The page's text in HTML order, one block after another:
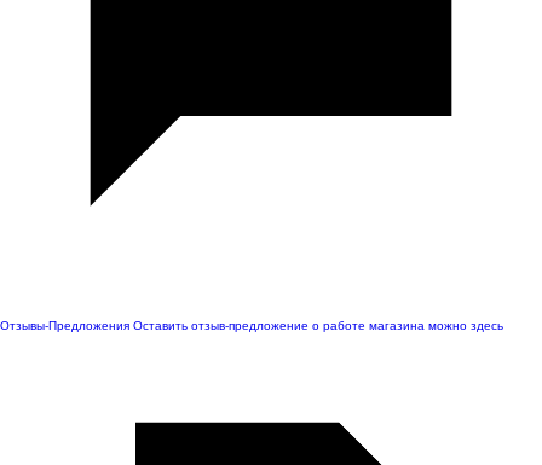
Отзывы-Предложения Оставить отзыв-предложение о работе магазина можно здесь